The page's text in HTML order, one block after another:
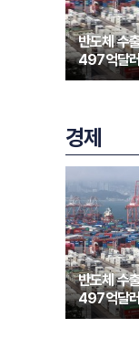
반도체 수
497억달러
경제
반도체 수
497억달러